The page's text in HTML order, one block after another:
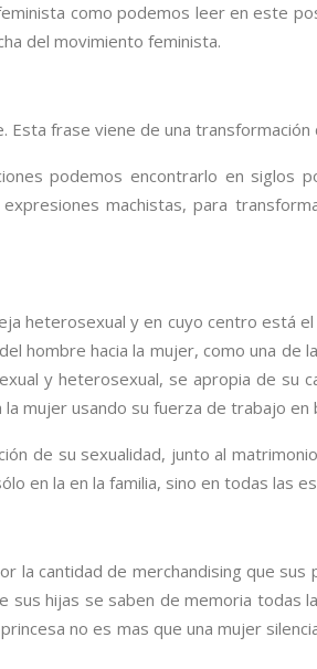
como podemos leer en este
del movimiento feminista.
frase viene de una
podemos encontrarlo en siglos
machistas, para
heterosexual y en cuyo centro está
hombre hacia la mujer, como una
y heterosexual, se apropia de su
mujer usando su fuerza de trabajo en
de su sexualidad, junto al
en la en la familia, sino en todas las
la cantidad de merchandising que
hijas se saben de memoria todas
no es mas que una mujer